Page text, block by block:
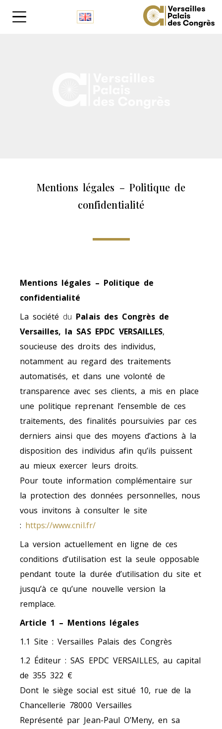
Mentions légales – Politique de
confidentialité
Mentions légales – Politique de
confidentialité
La société du Palais des Congrès de
Versailles, la SAS EPDC VERSAILLES,
soucieuse des droits des individus,
notamment au regard des traitements
automatisés, et dans une volonté de
transparence avec ses clients, a mis en place
une politique reprenant l’ensemble de ces
traitements, des finalités poursuivies par ces
derniers ainsi que des moyens d’actions à la
disposition des individus afin qu’ils puissent
au mieux exercer leurs droits.
Pour toute information complémentaire sur
la protection des données personnelles, nous
vous invitons à consulter le site
: https://www.cnil.fr/
La version actuellement en ligne de ces
conditions d’utilisation est la seule opposable
pendant toute la durée d’utilisation du site et
jusqu’à ce qu’une nouvelle version la
remplace.
Article 1 – Mentions légales
1.1 Site : Versailles Palais des Congrès
1.2 Éditeur : SAS EPDC VERSAILLES, au capital
de 355 322 €
Dont le siège social est situé 10, rue de la
Chancellerie 78000 Versailles
Représenté par Jean-Paul O’Meny, en sa